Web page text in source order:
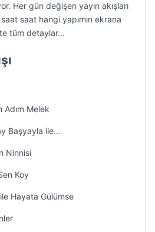
Her gün değişen yayın akışları
saat hangi yapımın ekrana
tüm detaylar…
Melek
Başyayla ile…
Ninnisi
Koy
Hayata Gülümse